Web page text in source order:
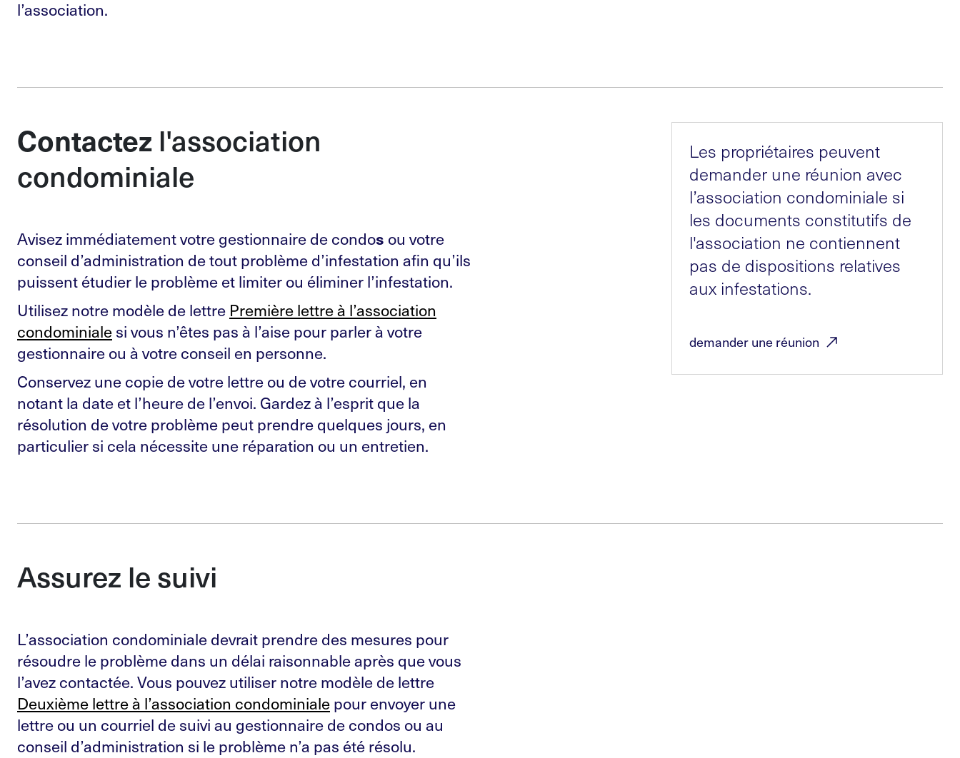
l’association.
Contactez l'association
condominiale
Avisez immédiatement votre gestionnaire de condos ou votre
conseil d’administration de tout problème d’infestation afin qu’ils
puissent étudier le problème et limiter ou éliminer l’infestation.
Utilisez notre modèle de lettre Première lettre à l’association
condominialesi vous n’êtes pas à l’aise pour parler à votre
gestionnaire ou à votre conseil en personne.
Conservez une copie de votre lettre ou de votre courriel, en
notant la date et l’heure de l’envoi. Gardez à l’esprit que la
résolution de votre problème peut prendre quelques jours, en
particulier si cela nécessite une réparation ou un entretien.
Les propriétaires peuvent
demander une réunion avec
l’association condominiale si
les documents constitutifs de
l'association ne contiennent
pas de dispositions relatives
aux infestations.
demander uneréunion
Assurez le suivi
L’association condominiale devrait prendre des mesures pour
résoudre le problème dans un délai raisonnable après que vous
l’avez contactée. Vous pouvez utiliser notre modèle de lettre
Deuxième lettre à l’association condominialepour envoyer une
lettre ou un courriel de suivi au gestionnaire de condos ou au
conseil d’administration si le problème n’a pas été résolu.